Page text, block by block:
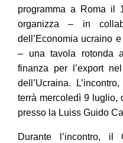
programma a
Roma il
organizza – in
dell’Economia ucraino e
– una tavola rotonda
finanza per l’export
dell’Ucraina.
terrà mercoledì 9 luglio,
presso la Luiss Guido
Durante l’incontro, il